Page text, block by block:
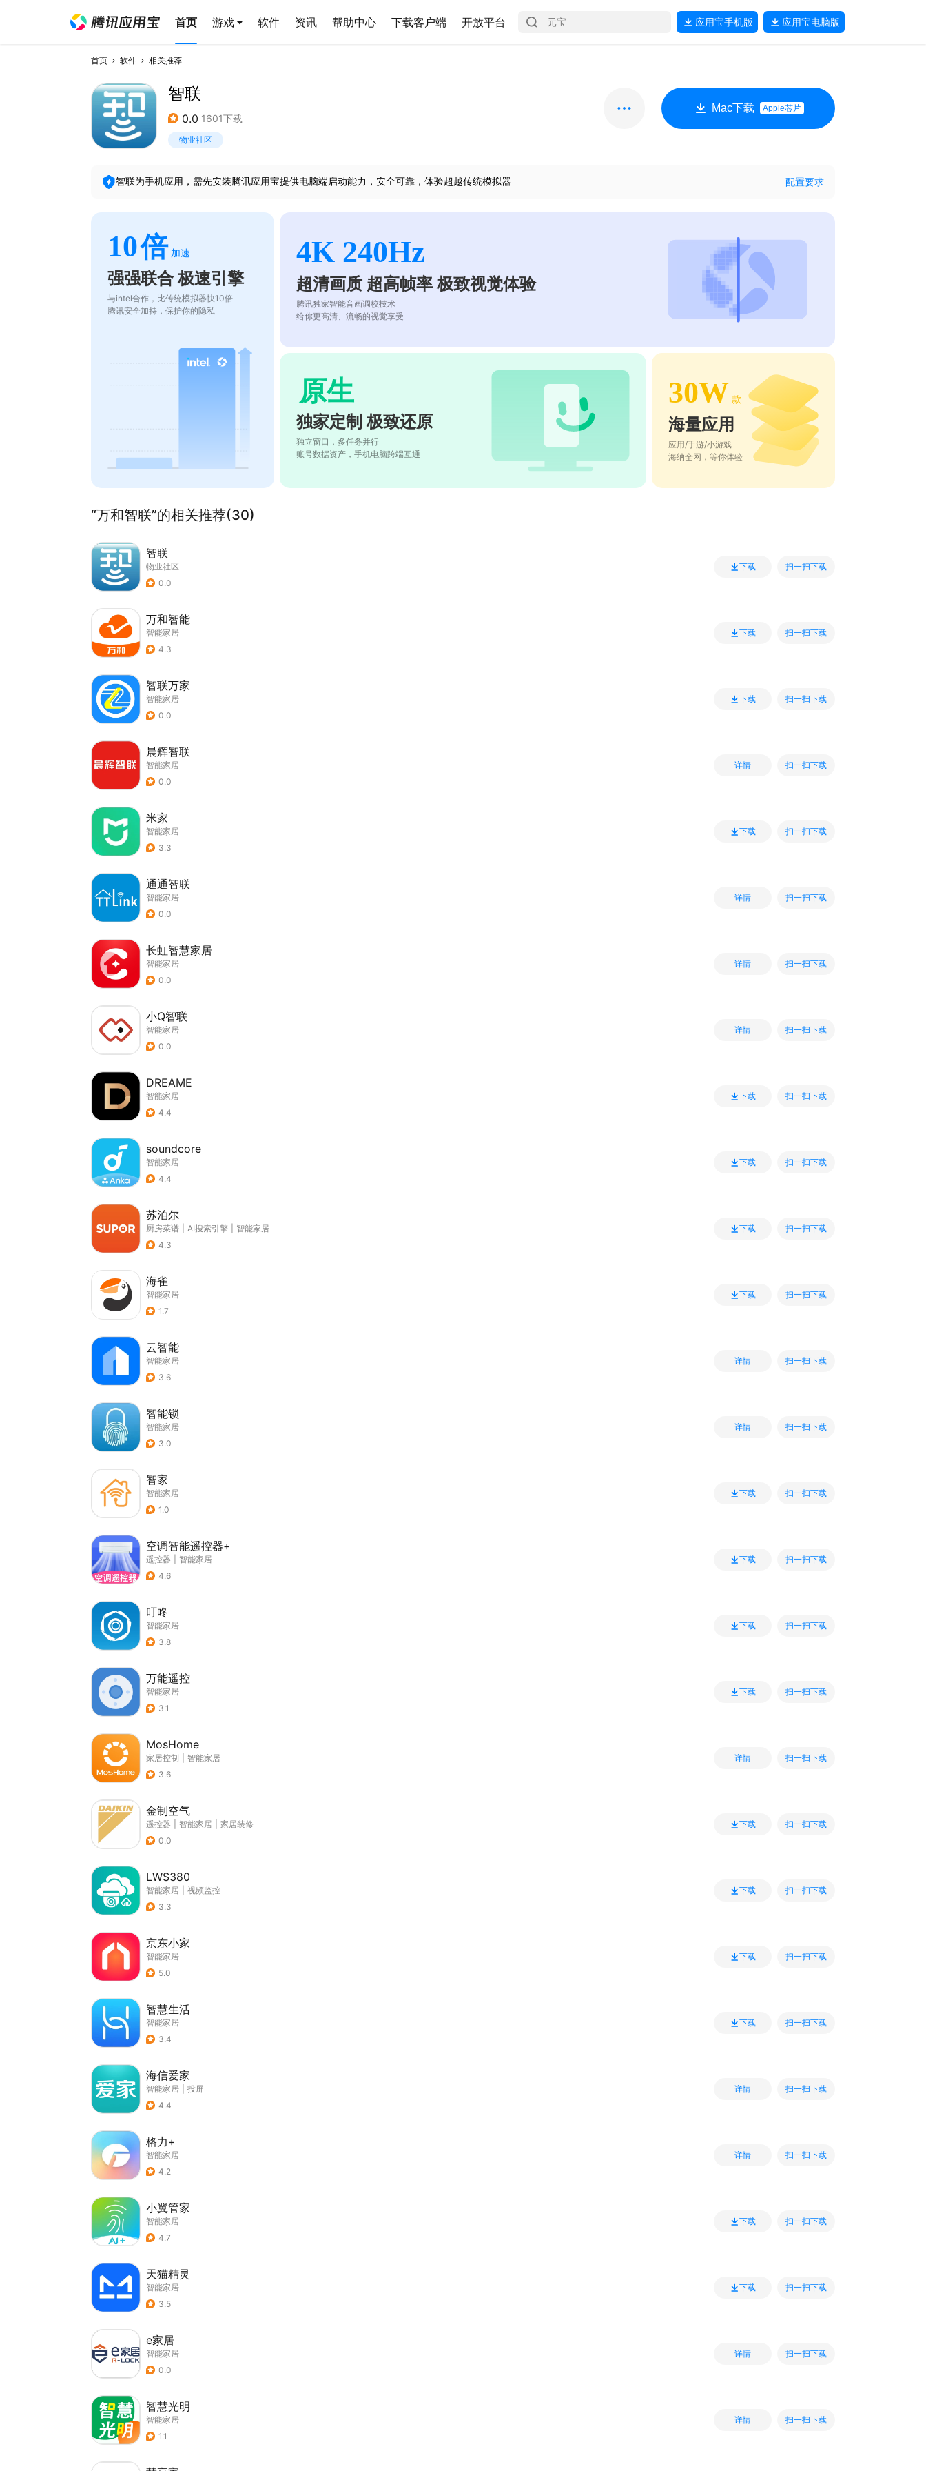
首页 游戏 软件 资讯 帮助中心 下载客户端 开放平台 应用宝手机版 应用宝电脑版
首页 软件 相关推荐
智联
0.0 1601下载
物业社区
Mac下载 Apple芯片
智联为手机应用，需先安装腾讯应用宝提供电脑端启动能力，安全可靠，体验超越传统模拟器 配置要求
10倍 加速
强强联合 极速引擎
与intel合作，比传统模拟器快10倍
腾讯安全加持，保护你的隐私
4K 240Hz
超清画质 超高帧率 极致视觉体验
腾讯独家智能音画调校技术
给你更高清、流畅的视觉享受
原生
独家定制 极致还原
独立窗口，多任务并行
账号数据资产，手机电脑跨端互通
30W 款
海量应用
应用/手游/小游戏
海纳全网，等你体验
“万和智联”的相关推荐(30)
智联
物业社区
0.0
下载 扫一扫下载
万和智能
智能家居
4.3
下载 扫一扫下载
智联万家
智能家居
0.0
下载 扫一扫下载
晨辉智联
智能家居
0.0
详情 扫一扫下载
米家
智能家居
3.3
下载 扫一扫下载
通通智联
智能家居
0.0
详情 扫一扫下载
长虹智慧家居
智能家居
0.0
详情 扫一扫下载
小Q智联
智能家居
0.0
详情 扫一扫下载
DREAME
智能家居
4.4
下载 扫一扫下载
soundcore
智能家居
4.4
下载 扫一扫下载
苏泊尔
厨房菜谱 AI搜索引擎
智能家居
4.3
下载 扫一扫下载
海雀
智能家居
1.7
下载 扫一扫下载
云智能
智能家居
3.6
详情 扫一扫下载
智能锁
智能家居
3.0
详情 扫一扫下载
智家
智能家居
1.0
下载 扫一扫下载
空调智能遥控器+
遥控器
智能家居
4.6
下载 扫一扫下载
叮咚
智能家居
3.8
下载 扫一扫下载
万能遥控
智能家居
3.1
下载 扫一扫下载
MosHome
家居控制
智能家居
3.6
详情 扫一扫下载
金制空气
遥控器 智能家居
家居装修
0.0
下载 扫一扫下载
LWS380
智能家居
视频监控
3.3
下载 扫一扫下载
京东小家
智能家居
5.0
下载 扫一扫下载
智慧生活
智能家居
3.4
下载 扫一扫下载
海信爱家
智能家居
投屏
4.4
详情 扫一扫下载
格力+
智能家居
4.2
详情 扫一扫下载
小翼管家
智能家居
4.7
下载 扫一扫下载
天猫精灵
智能家居
3.5
下载 扫一扫下载
e家居
智能家居
0.0
详情 扫一扫下载
智慧光明
智能家居
1.1
详情 扫一扫下载